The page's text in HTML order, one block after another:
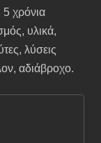
5 χρόνια
υλικά,
λύσεις
αδιάβροχο.